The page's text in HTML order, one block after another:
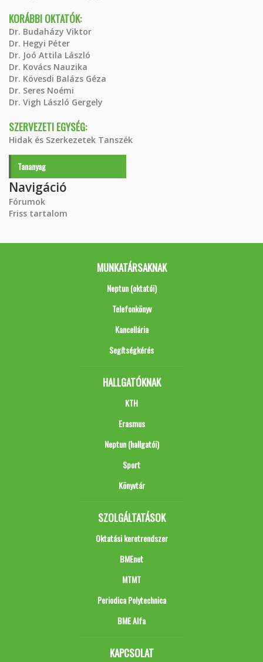
KORÁBBI OKTATÓK:
Dr. Budaházy Viktor
Dr. Hegyi Péter
Dr. Joó Attila László
Dr. Kovács Nauzika
Dr. Kövesdi Balázs Géza
Dr. Seres Noémi
Dr. Vigh László Gergely
SZERVEZETI EGYSÉG:
Hidak és Szerkezetek Tanszék
Tananyag
Navigáció
Fórumok
Friss tartalom
MUNKATÁRSAKNAK
Neptun (oktatói)
Telefonkönyv
Kancellária
Segítségkérés
HALLGATÓKNAK
KTH
Erasmus
Neptun (hallgatói)
Sport
Könyvtár
SZOLGÁLTATÁSOK
Oktatási keretrendszer
BMEnet
MTMT
Periodica Polytechnica
BME Alfa
KAPCSOLAT